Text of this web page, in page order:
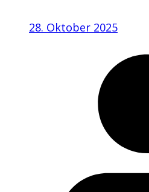
28. Oktober 2025